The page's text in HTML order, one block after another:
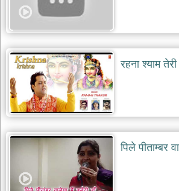
दयाल
भजन
lal
bhajans
शनि
देव
भजन
shani
dev
आज
भजन
bhajan
रहना श्याम
पिले पीताम्बर